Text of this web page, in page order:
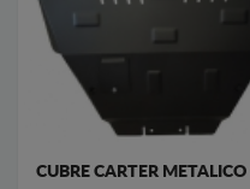
CUBRE CARTER